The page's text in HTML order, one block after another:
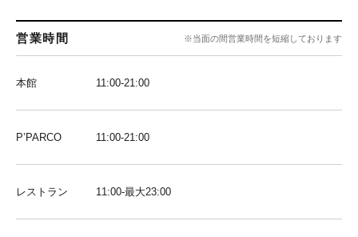
営業時間 ※当面の間営業時間を短縮しております
本館 11:00-21:00
P’PARCO 11:00-21:00
レストラン 11:00-最大23:00